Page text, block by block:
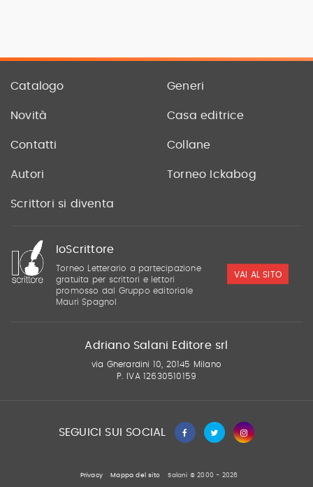
Catalogo Generi
Novità Casa editrice
Contatti Collane
Autori Torneo Ickabog
Scrittori si diventa
IoScrittore
Torneo Letterario a partecipazione
gratuita per scrittori e lettori
promosso dal Gruppo editoriale
Mauri Spagnol
VAI AL SITO
Adriano Salani Editore srl
via Gherardini 10, 20145 Milano
P. IVA 12630510159
SEGUICI SUI SOCIAL
Privacy Mappa del sito Salani © 2000 - 2026